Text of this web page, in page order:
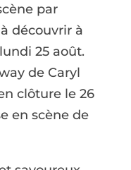
par
découvrir à
25 août.
de Caryl
clôture le 26
en scène de